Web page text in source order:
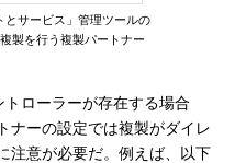
サービス」管理ツールの
製を行う複製パートナー
ローラーが存在する場合
ナーの設定では複製がダイレ
注意が必要だ。例えば、以下